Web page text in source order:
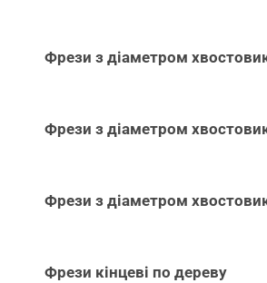
Фрези з діаметром
Фрези з діаметром
Фрези з діаметром
Фрези кінцеві по дереву